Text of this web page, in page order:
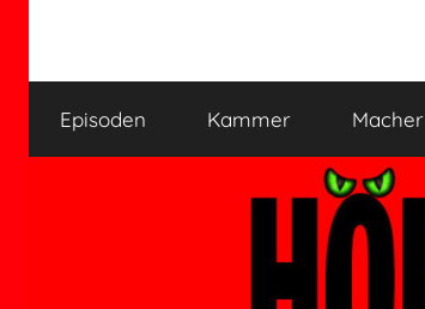
springen
verjährt
nicht!
Episoden Kammer Macher